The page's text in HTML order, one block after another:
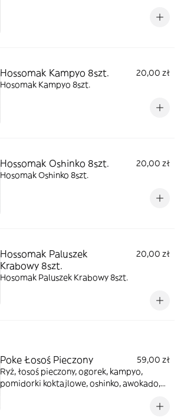
Hossomak Kampyo 8szt.
20,00 zł
Hosomak Kampyo 8szt.
Hossomak Oshinko 8szt.
20,00 zł
Hosomak Oshinko 8szt.
Hossomak Paluszek
Krabowy 8szt.
20,00 zł
Hosomak Paluszek Krabowy 8szt.
Poke Łosoś Pieczony
59,00 zł
Ryż, łosoś pieczony, ogorek, kampyo,
pomidorki koktajlowe, oshinko, awokado,